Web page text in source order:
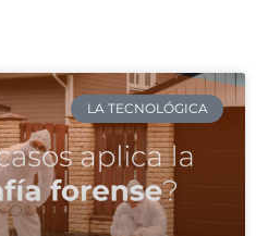
LA TECNOLÓGICA